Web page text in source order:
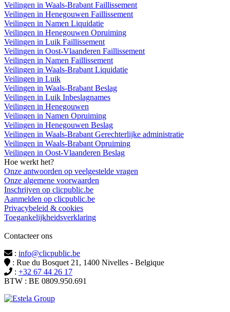
Veilingen in Waals-Brabant Faillissement
Veilingen in Henegouwen Faillissement
Veilingen in Namen Liquidatie
Veilingen in Henegouwen Opruiming
Veilingen in Luik Faillissement
Veilingen in Oost-Vlaanderen Faillissement
Veilingen in Namen Faillissement
Veilingen in Waals-Brabant Liquidatie
Veilingen in Luik
Veilingen in Waals-Brabant Beslag
Veilingen in Luik Inbeslagnames
Veilingen in Henegouwen
Veilingen in Namen Opruiming
Veilingen in Henegouwen Beslag
Veilingen in Waals-Brabant Gerechterlijke administratie
Veilingen in Waals-Brabant Opruiming
Veilingen in Oost-Vlaanderen Beslag
Hoe werkt het?
Onze antwoorden op veelgestelde vragen
Onze algemene voorwaarden
Inschrijven op clicpublic.be
Aanmelden op clicpublic.be
Privacybeleid & cookies
Toegankelijkheidsverklaring
Contacteer ons
: info@clicpublic.be
: Rue du Bosquet 21, 1400 Nivelles - Belgique
: +32 67 44 26 17
BTW : BE 0809.950.691